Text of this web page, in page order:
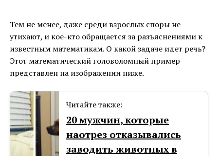
Тем не менее, даже среди взрослых споры не
утихают, и кое-кто обращается за разъяснениями к
известным математикам. О какой задаче идет речь?
Этот математический головоломный пример
представлен на изображении ниже.
Читайте также:
20 мужчин, которые
наотрез отказывались
заводить животных в